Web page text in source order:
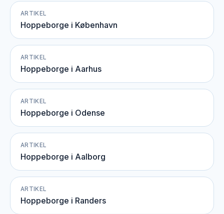
ARTIKEL
Hoppeborge i København
ARTIKEL
Hoppeborge i Aarhus
ARTIKEL
Hoppeborge i Odense
ARTIKEL
Hoppeborge i Aalborg
ARTIKEL
Hoppeborge i Randers